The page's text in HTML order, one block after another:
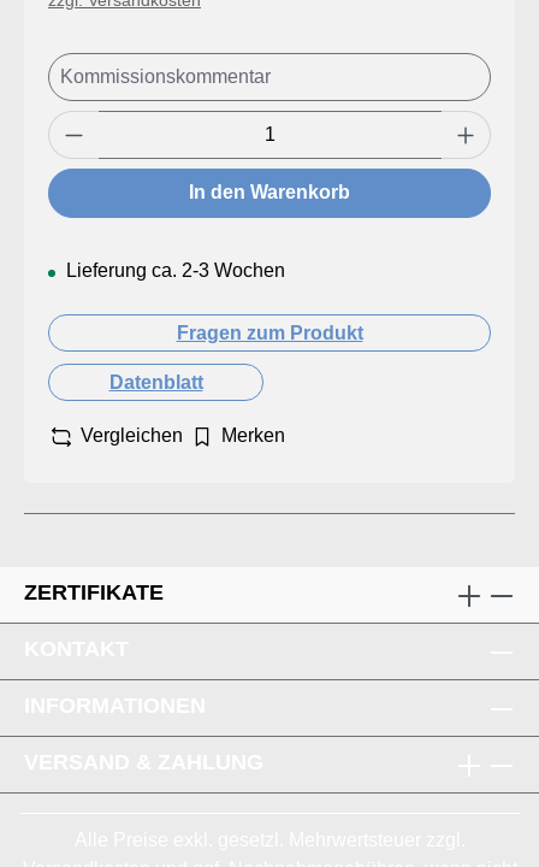
Produkt Anzahl: Gib den gewünschten
In den Warenkorb
Lieferung ca. 2-3 Wochen
Fragen zum Produkt
Datenblatt
Vergleichen Merken
ZERTIFIKATE